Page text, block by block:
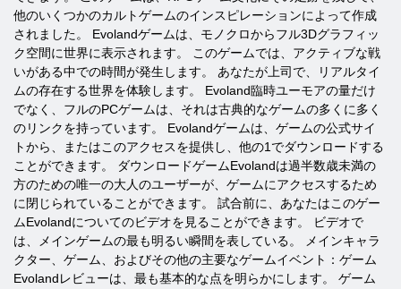
他のいくつかのカルトゲームのインスピレーションによって作成
されました。 Evolandゲームは、モノクロからフル3Dグラフィッ
ク空間に世界に表示されます。 このゲームでは、アクティブな戦
いがある中での時間が発生します。 あなたが上司で、リアルタイ
ムの存在する世界を体験します。 Evoland臨時ユーモアの量だけ
でなく、フルのPCゲームは、それは古典的なゲームの多くに多く
のリンクを持っています。 Evolandゲームは、ゲームの公式サイ
トから、またはこのアクセ​​スを提供し、他の1でダウンロードする
ことができます。 ダウンロードゲームEvolandは過半数歳未満の
方のための唯一の大人のユーザーが、ゲームにアクセスするため
に閉じられていることができます。 試合前に、あなたはこのゲー
ムEvolandについてのビデオを見ることができます。 ビデオで
は、メインゲームの最も明るい瞬間を表している。 メインキャラ
クター、ゲーム、およびその他の主要なゲームイベント：ゲーム
Evolandレビューは、最も基本的な点を明らかにします。 ゲーム